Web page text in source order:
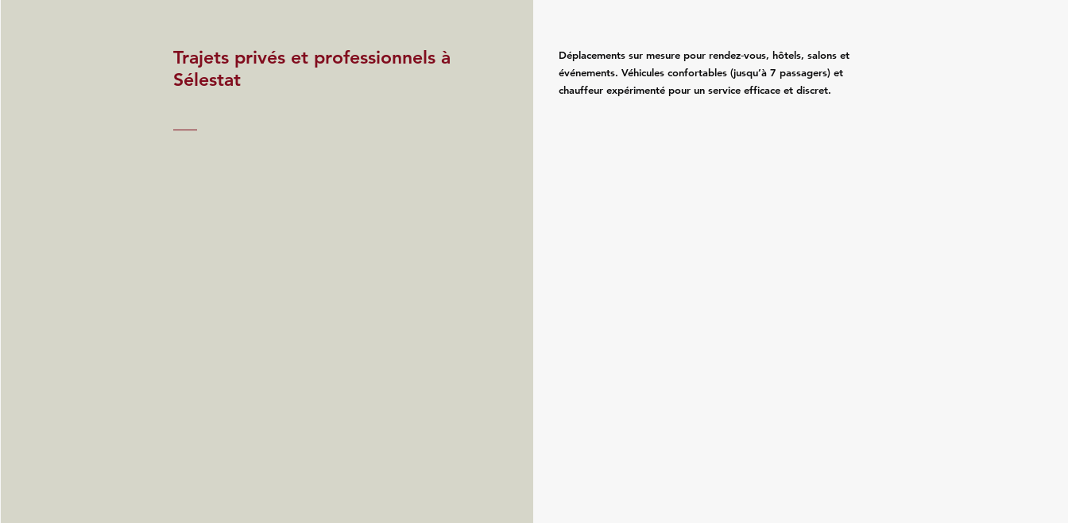
Trajets privés et professionnels à
Sélestat
Déplacements sur mesure pour rendez‑vous, hôtels, salons et
événements. Véhicules confortables (jusqu’à 7 passagers) et
chauffeur expérimenté pour un service efficace et discret.